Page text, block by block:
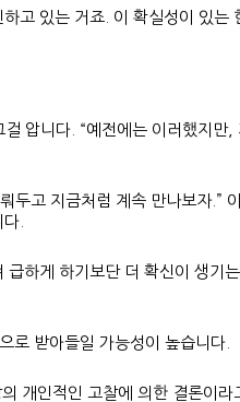
고 있는 거죠. 이 확실성이 있
압니다. “예전에는 이러했지만,
고 지금처럼 계속 만나보자.”
.
하게 하기보단 더 확신이 생기
로 받아들일 가능성이 높습니다.
개인적인 고찰에 의한 결론이라